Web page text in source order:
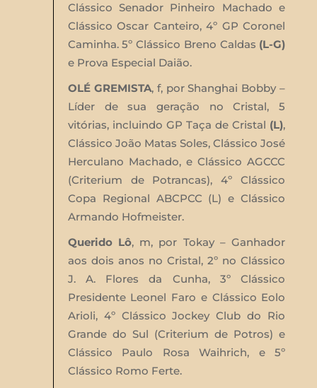
Clássico Senador Pinheiro Machado e
Clássico Oscar Canteiro, 4º GP Coronel
Caminha. 5º Clássico Breno Caldas (L-G)
e Prova Especial Daião.
OLÉ GREMISTA, f, por Shanghai Bobby –
Líder de sua geração no Cristal, 5
vitórias, incluindo GP Taça de Cristal (L),
Clássico João Matas Soles, Clássico José
Herculano Machado, e Clássico AGCCC
(Criterium de Potrancas), 4º Clássico
Copa Regional ABCPCC (L) e Clássico
Armando Hofmeister.
Querido Lô, m, por Tokay – Ganhador
aos dois anos no Cristal, 2º no Clássico
J. A. Flores da Cunha, 3º Clássico
Presidente Leonel Faro e Clássico Eolo
Arioli, 4º Clássico Jockey Club do Rio
Grande do Sul (Criterium de Potros) e
Clássico Paulo Rosa Waihrich, e 5º
Clássico Romo Ferte.